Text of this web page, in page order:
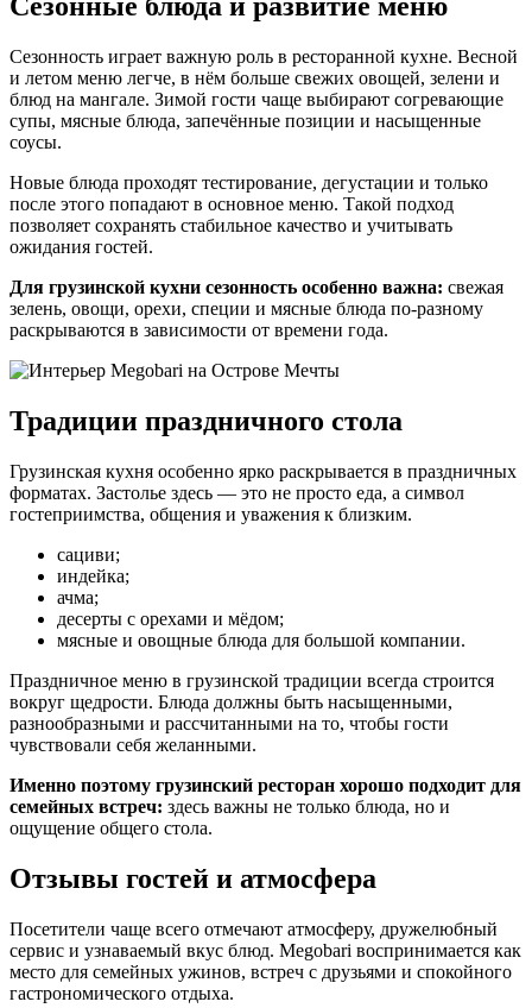
Сезонность играет важную роль в ресторанной кухне. Весной
и летом меню легче, в нём больше свежих овощей, зелени и
блюд на мангале. Зимой гости чаще выбирают согревающие
супы, мясные блюда, запечённые позиции и насыщенные
соусы.
Новые блюда проходят тестирование, дегустации и только
после этого попадают в основное меню. Такой подход
позволяет сохранять стабильное качество и учитывать
ожидания гостей.
Для грузинской кухни сезонность особенно важна: свежая
зелень, овощи, орехи, специи и мясные блюда по-разному
раскрываются в зависимости от времени года.
Традиции праздничного стола
Грузинская кухня особенно ярко раскрывается в праздничных
форматах. Застолье здесь — это не просто еда, а символ
гостеприимства, общения и уважения к близким.
сациви;
индейка;
ачма;
десерты с орехами и мёдом;
мясные и овощные блюда для большой компании.
Праздничное меню в грузинской традиции всегда строится
вокруг щедрости. Блюда должны быть насыщенными,
разнообразными и рассчитанными на то, чтобы гости
чувствовали себя желанными.
Именно поэтому грузинский ресторан хорошо подходит для
семейных встреч: здесь важны не только блюда, но и
ощущение общего стола.
Отзывы гостей и атмосфера
Посетители чаще всего отмечают атмосферу, дружелюбный
сервис и узнаваемый вкус блюд. Megobari воспринимается как
место для семейных ужинов, встреч с друзьями и спокойного
гастрономического отдыха.